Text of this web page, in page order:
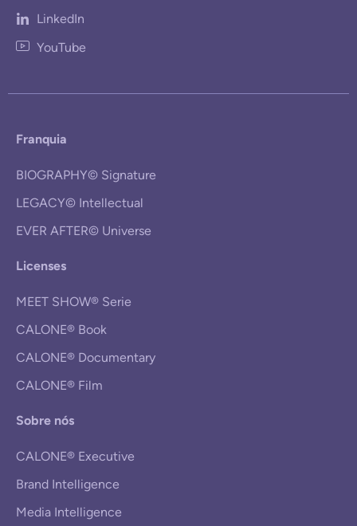
LinkedIn
YouTube
Franquia
BIOGRAPHY© Signature
LEGACY© Intellectual
EVER AFTER© Universe
Licenses
MEET SHOW® Serie
CALONE® Book
CALONE® Documentary
CALONE® Film
Sobre nós
CALONE® Executive
Brand Intelligence
Media Intelligence